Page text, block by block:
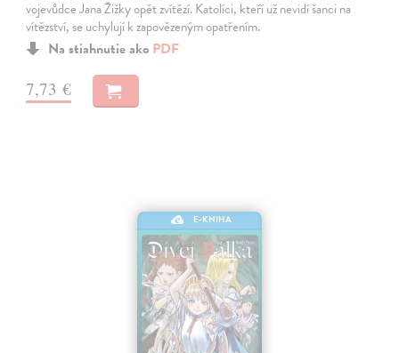
vojevůdce Jana Žižky opět zvítězí. Katolíci, kteří už nevidí šanci na
vítězství, se uchylují k zapovězeným opatřením.
Na stiahnutie ako PDF
7,73 €
E-KNIHA